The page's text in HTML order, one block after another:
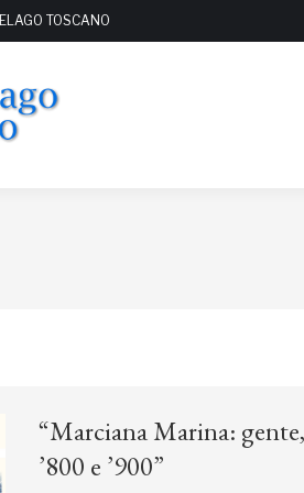
TOSCANO
“Marciana Marina:
’800 e ’900”